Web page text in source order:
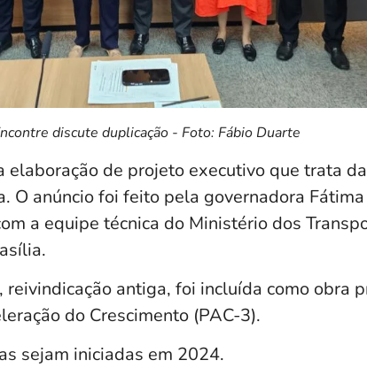
discute duplicação - Foto: Fábio Duarte
elaboração de projeto executivo que trata
O anúncio foi feito pela governadora
a equipe técnica do Ministério dos
reivindicação antiga, foi incluída como obra
do Crescimento (PAC-3).
sejam iniciadas em 2024.